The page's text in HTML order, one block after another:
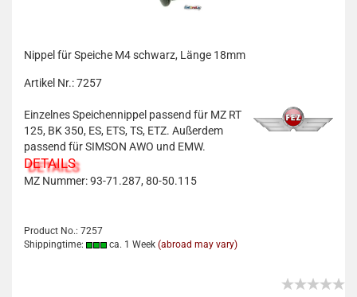
Nippel für Speiche M4 schwarz, Länge 18mm
Artikel Nr.: 7257
Einzelnes Speichennippel passend für MZ RT
125, BK 350, ES, ETS, TS, ETZ. Außerdem
passend für SIMSON AWO und EMW.
DETAILS
MZ Nummer: 93-71.287, 80-50.115
Product No.: 7257
Shippingtime:
ca. 1 Week (abroad may vary)